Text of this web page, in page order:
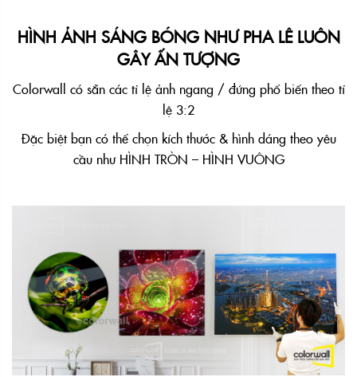
HÌNH ẢNH SÁNG BÓNG NHƯ PHA LÊ LUÔN
GÂY ẤN TƯỢNG
Colorwall có sẵn các tỉ lệ ảnh ngang / đứng phổ biến theo tỉ
lệ 3:2
Đặc biệt bạn có thể chọn kích thước & hình dáng theo yêu
cầu như HÌNH TRÒN – HÌNH VUÔNG